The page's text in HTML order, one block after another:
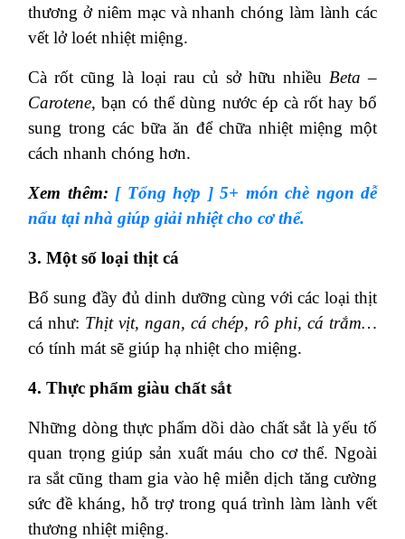
thương ở niêm mạc và nhanh chóng làm lành các
vết lở loét nhiệt miệng.
Cà rốt cũng là loại rau củ sở hữu nhiều Beta –
Carotene, bạn có thể dùng nước ép cà rốt hay bổ
sung trong các bữa ăn để chữa nhiệt miệng một
cách nhanh chóng hơn.
Xem thêm: [ Tổng hợp ] 5+ món chè ngon dễ
nấu tại nhà giúp giải nhiệt cho cơ thể.
3. Một số loại thịt cá
Bổ sung đầy đủ dinh dưỡng cùng với các loại thịt
cá như: Thịt vịt, ngan, cá chép, rô phi, cá trắm…
có tính mát sẽ giúp hạ nhiệt cho miệng.
4. Thực phẩm giàu chất sắt
Những dòng thực phẩm dồi dào chất sắt là yếu tố
quan trọng giúp sản xuất máu cho cơ thể. Ngoài
ra sắt cũng tham gia vào hệ miễn dịch tăng cường
sức đề kháng, hỗ trợ trong quá trình làm lành vết
thương nhiệt miệng.